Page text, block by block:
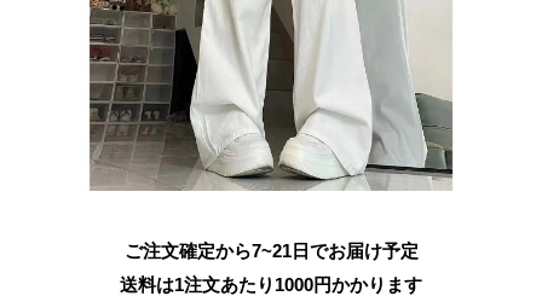
ご注文確定から7~21日でお届け予定
送料は1注文あたり 1000円かかります